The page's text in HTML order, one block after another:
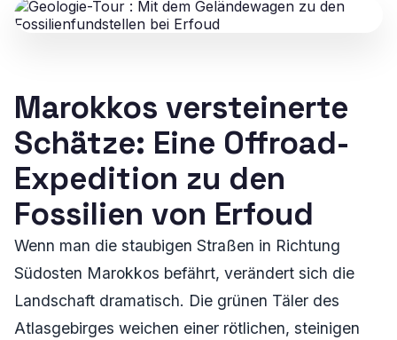
Marokkos versteinerte
Schätze: Eine Offroad-
Expedition zu den
Fossilien von Erfoud
Wenn man die staubigen Straßen in Richtung
Südosten Marokkos befährt, verändert sich die
Landschaft dramatisch. Die grünen Täler des
Atlasgebirges weichen einer rötlichen, steinigen